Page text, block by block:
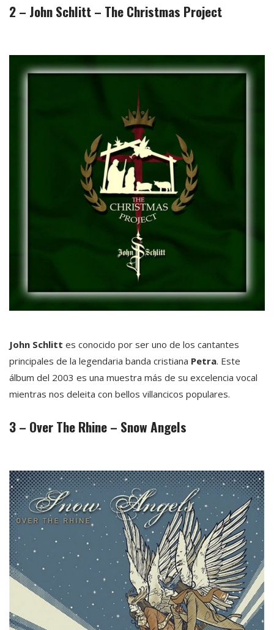
2 – John Schlitt – The Christmas Project
John Schlitt es conocido por ser uno de los cantantes
principales de la legendaria banda cristiana Petra. Este
álbum del 2003 es una muestra más de su excelencia vocal
mientras nos deleita con bellos villancicos populares.
3 – Over The Rhine – Snow Angels